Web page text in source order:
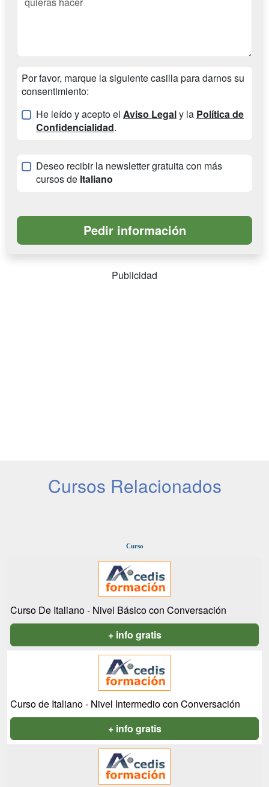
Por favor, marque la siguiente casilla para darnos su
consentimiento:
He leído y acepto el Aviso Legaly la Política de
Confidencialidad.
Deseo recibir la newsletter gratuita con más
cursos de Italiano
Publicidad
Cursos Relacionados
Curso
Curso De Italiano - Nivel Básico con Conversación
+ info gratis
Curso de Italiano - Nivel Intermedio con Conversación
+ info gratis